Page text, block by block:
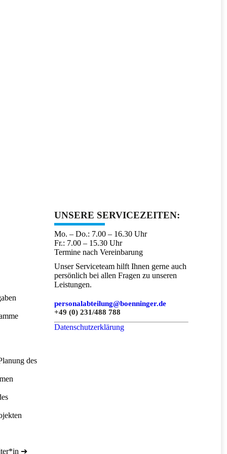
des
➔
UNSERE SERVICEZEITEN:
Mo. – Do.: 7.00 – 16.30 Uhr
Fr.: 7.00 – 15.30 Uhr
Termine nach Vereinbarung
Unser Serviceteam hilft Ihnen gerne auch
persönlich bei allen Fragen zu unseren
Leistungen.
personalabteilung@boenninger.de
+49 (0) 231/488 788
Datenschutzerklärung